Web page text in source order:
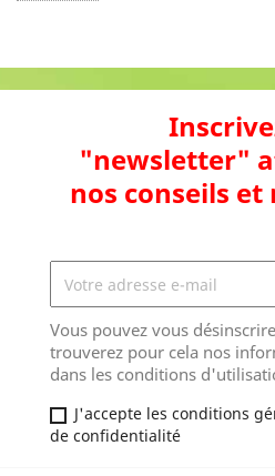
"newsletter"
nos conseils
Vous pouvez vous
trouverez pour cela nos
dans les conditions
J'accepte les conditions
de confidentialité